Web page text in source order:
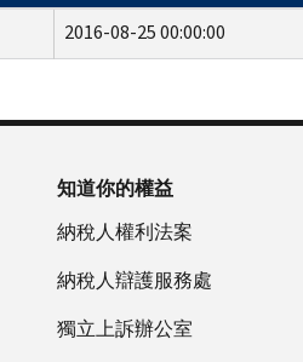
2016-08-25 00:00:00
知道你的權益
納稅人權利法案
納稅人辯護服務處
獨立上訴辦公室